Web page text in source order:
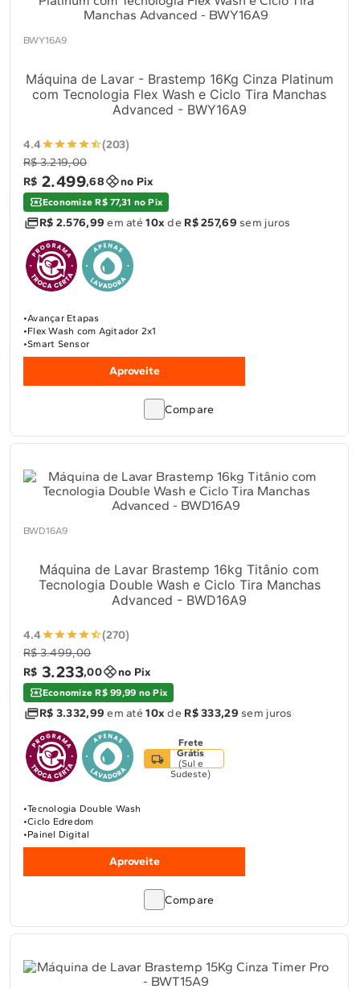
BWY16A9
Máquina de Lavar - Brastemp 16Kg Cinza Platinum
com Tecnologia Flex Wash e Ciclo Tira Manchas
Advanced - BWY16A9
4.4
(203)
R$ 3.219,00
R$ 2.499,68 no Pix
Economize R$ 77,31 no Pix
R$ 2.576,99 em até10x de R$ 257,69 sem juros
Avançar Etapas
Flex Wash com Agitador 2x1
Smart Sensor
Aproveite
Compare
BWD16A9
Máquina de Lavar Brastemp 16kg Titânio com
Tecnologia Double Wash e Ciclo Tira Manchas
Advanced - BWD16A9
4.4
(270)
R$ 3.499,00
R$ 3.233,00 no Pix
Economize R$ 99,99 no Pix
R$ 3.332,99 em até10x de R$ 333,29 sem juros
Frete
Grátis
(Sul e
Sudeste)
Tecnologia Double Wash
Ciclo Edredom
Painel Digital
Aproveite
Compare